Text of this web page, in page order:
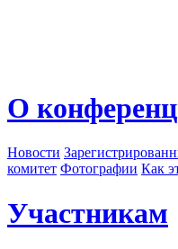
О
Новости
комитет Фотографии Как
Участникам